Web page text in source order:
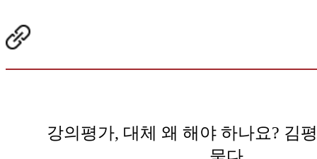
강의평가, 대체 왜 해야 하나요? 김